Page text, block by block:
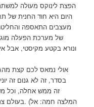
היום היא חוד החנית של
מעצבים התאספה
של מערכת הפעלה
ונורא בקטע מקיסטי, אבל
בסדר, זה לא גנום זה
בעולם